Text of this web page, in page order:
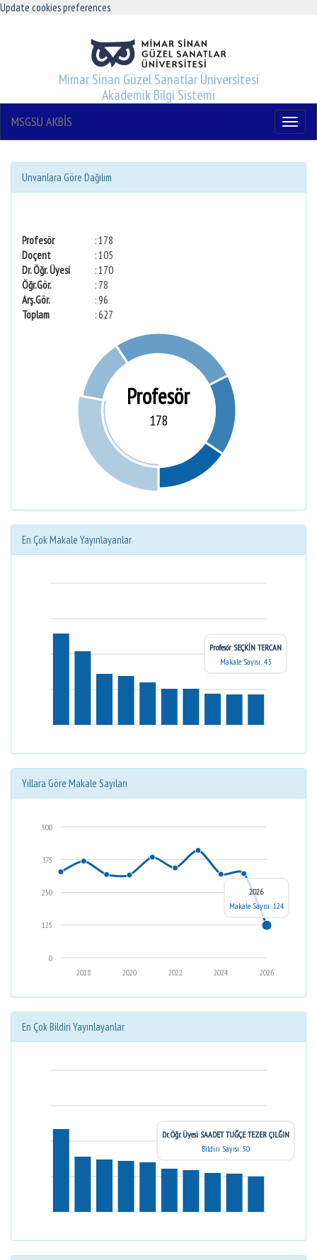
Update cookies preferences
Mimar Sinan Güzel Sanatlar Üniversitesi
Akademik Bilgi Sistemi
Menu
MSGSU AKBİS
Unvanlara Göre Dağılım
Profesör
: 178
Doçent
: 105
Dr. Öğr. Üyesi
: 170
Öğr.Gör.
: 78
Arş.Gör.
: 96
Toplam
: 627
Profesör
178
En Çok Makale Yayınlayanlar
Profesör SEÇKİN TERCAN
Makale Sayısı: 43
Yıllara Göre Makale Sayıları
0
125
250
375
500
2026
2024
2022
2020
2018
2026
Makale Sayısı: 124
En Çok Bildiri Yayınlayanlar
Dr. Öğr. Üyesi SAADET TUĞÇE TEZER ÇILĞIN
Bildiri Sayısı: 50